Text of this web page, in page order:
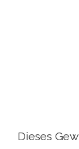
Dieses